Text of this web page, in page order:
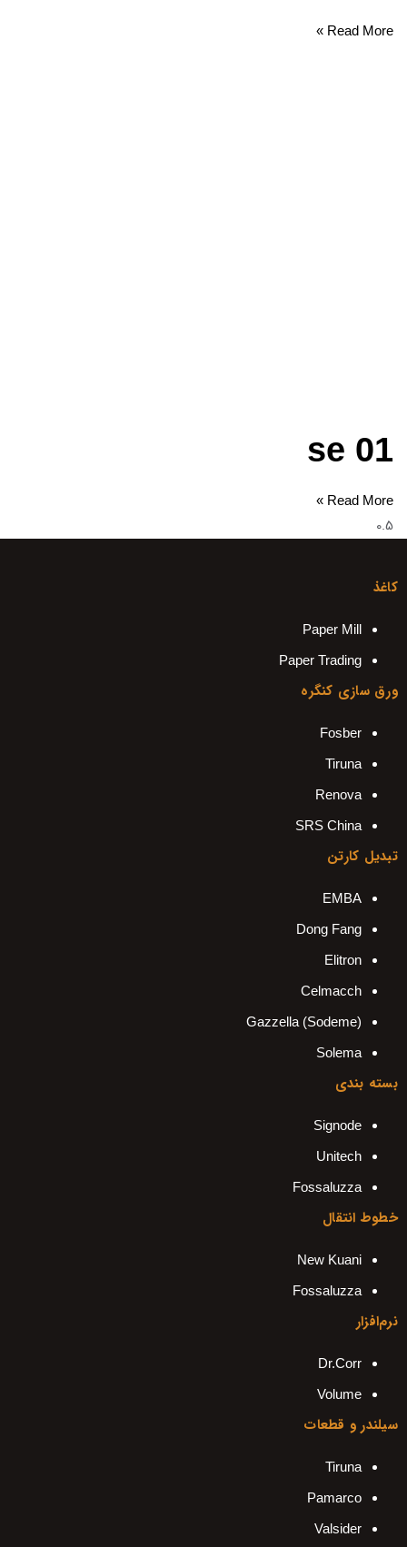
Read More »
se 01
Read More »
کاغذ
Paper Mill
Paper Trading
ورق سازی کنگره
Fosber
Tiruna
Renova
SRS China
تبدیل کارتن
EMBA
Dong Fang
Elitron
Celmacch
Gazzella (Sodeme)
Solema
بسته بندی
Signode
Unitech
Fossaluzza
خطوط انتقال
New Kuani
Fossaluzza
نرم‌افزار
Dr.Corr
Volume
سیلندر و قطعات
Tiruna
Pamarco
Valsider